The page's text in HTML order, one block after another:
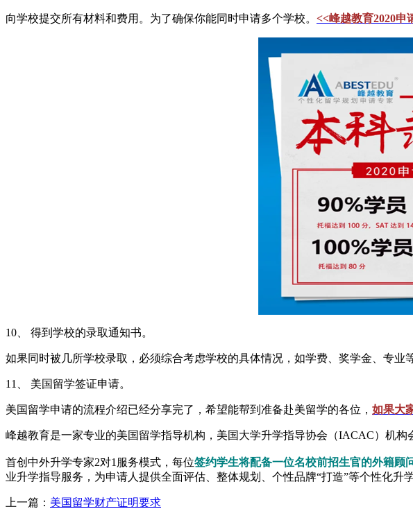
向学校提交所有材料和费用。为了确保你能同时申请多个学校。 <<峰越教育2020申
10、 得到学校的录取通知书。
如果同时被几所学校录取，必须综合考虑学校的具体情况，如学费、奖学金、专业
11、 美国留学签证申请。
美国留学申请的流程介绍已经分享完了，希望能帮到准备赴美留学的各位， 如果大
峰越教育是一家专业的美国留学指导机构，美国大学升学指导协会（IACAC）机
首创中外升学专家2对1服务模式，每位签约学生将配备一位名校前招生官的外籍顾
业升学指导服务，为申请人提供全面评估、整体规划、个性品牌“打造”等个性化升
上一篇： 美国留学财产证明要求